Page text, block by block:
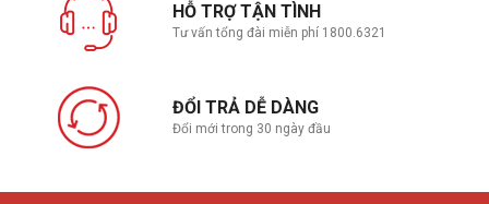
Kiểu bàn phím Per-key RGB Backlit, English
Giao tiếp mở rộng
1x USB-A (USB 10Gbps / USB 3.2 Gen 2),
HỖ TRỢ TẬN TÌNH
Tư vấn tổng đài miễn phí 1800.6321
ĐỔI TRẢ DỄ DÀNG
Đổi mới trong 30 ngày đầu